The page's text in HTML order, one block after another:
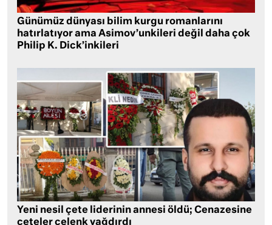
Günümüz dünyası bilim kurgu romanlarını
hatırlatıyor ama Asimov’unkileri değil daha çok
Philip K. Dick’inkileri
Yeni nesil çete liderinin annesi öldü; Cenazesine
çeteler çelenk yağdırdı